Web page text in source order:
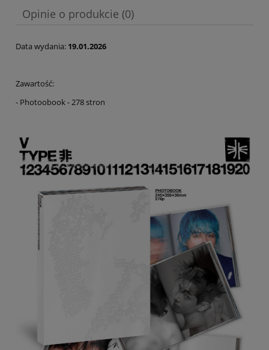
Opinie o produkcie (0)
Data wydania: 19.01.2026
Zawartość:
- Photoobook - 278 stron